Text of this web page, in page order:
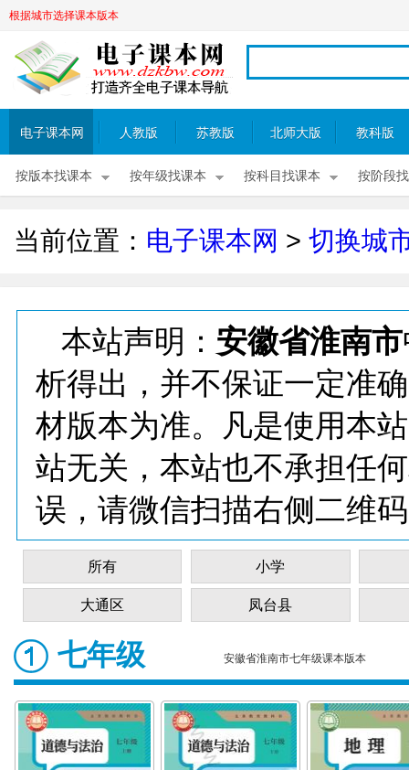
根据城市选择课本版本
电子课本网 人教版 苏教版 北师大版 教科版
按版本找课本 按年级找课本 按科目找课本 按阶段
当前位置： 电子课本网 > 切换城
本站声明： 安徽省淮南市
析得出，并不保证一定准
材版本为准。凡是使用本
站无关，本站也不承担任
误，请微信扫描右侧二维
所有 小学
大通区 凤台县
七年级 安徽省淮南市七年级课本版本